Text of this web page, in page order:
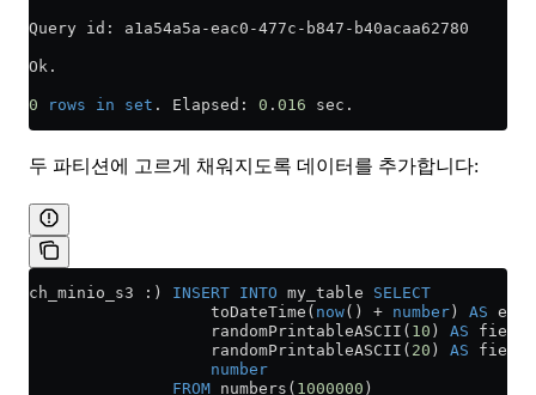
Query id: a1a54a5a -eac0 -477c - b847 - b40acaa62780
Ok.
0 rows in set . Elapsed: 0 . 016 sec.
두 파티션에 고르게 채워지도록 데이터를 추가합니다:
ch_minio_s3 :) INSERT INTO my_table SELECT
                   toDateTime(
now() + number) AS
                   randomPrintableASCII(
10 ) AS
                   randomPrintableASCII(
20 ) AS
                   number
               FROM
numbers( 1000000 )